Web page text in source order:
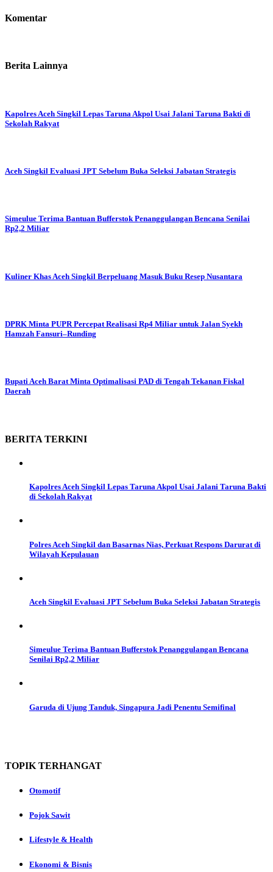
Komentar
Berita Lainnya
Kapolres Aceh Singkil Lepas Taruna Akpol Usai Jalani Taruna Bakti di
Sekolah Rakyat
Aceh Singkil Evaluasi JPT Sebelum Buka Seleksi Jabatan Strategis
Simeulue Terima Bantuan Bufferstok Penanggulangan Bencana Senilai
Rp2,2 Miliar
Kuliner Khas Aceh Singkil Berpeluang Masuk Buku Resep Nusantara
DPRK Minta PUPR Percepat Realisasi Rp4 Miliar untuk Jalan Syekh
Hamzah Fansuri–Runding
Bupati Aceh Barat Minta Optimalisasi PAD di Tengah Tekanan Fiskal
Daerah
BERITA TERKINI
Kapolres Aceh Singkil Lepas Taruna Akpol Usai Jalani Taruna Bakti
di Sekolah Rakyat
Polres Aceh Singkil dan Basarnas Nias, Perkuat Respons Darurat di
Wilayah Kepulauan
Aceh Singkil Evaluasi JPT Sebelum Buka Seleksi Jabatan Strategis
Simeulue Terima Bantuan Bufferstok Penanggulangan Bencana
Senilai Rp2,2 Miliar
Garuda di Ujung Tanduk, Singapura Jadi Penentu Semifinal
TOPIK TERHANGAT
Otomotif
Pojok Sawit
Lifestyle & Health
Ekonomi & Bisnis